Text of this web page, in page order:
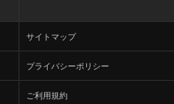
サイトマップ
プライバシーポリシー
ご利用規約